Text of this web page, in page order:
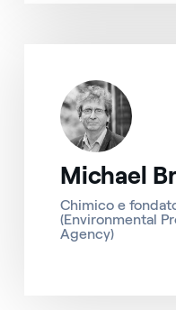
Michael
Chimico e
(Environmental
Agency)